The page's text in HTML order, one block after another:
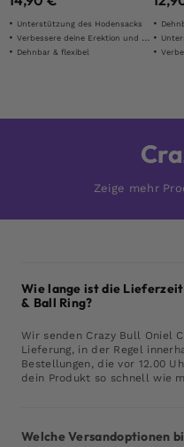
Unterstützung des Hodensacks
Verbessere deine Erektion und Ausdauer
Dehnbar & flexibel
Zeige mehr
Wie lange ist die
& Ball Ring?
Wir senden Crazy Bull Oniel
Lieferung, in der Regel
Bestellungen, die vor 12.00
dein Produkt so schnell wie
Welche Versandoptionen